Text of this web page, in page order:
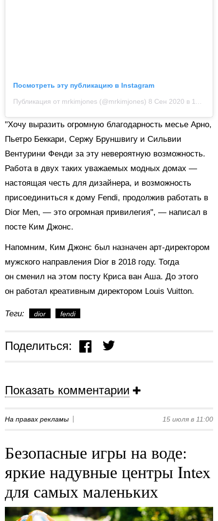
Посмотреть эту публикацию в Instagram
Публикация от mrkimjones (@mrkimjones) 8 Сен 2020 в 11:00 PDT
"Хочу выразить огромную благодарность месье Арно,
Пьетро Беккари, Сержу Бруншвигу и Сильвии
Вентурини Фенди за эту невероятную возможность.
Работа в двух таких уважаемых модных домах —
настоящая честь для дизайнера, и возможность
присоединиться к дому Fendi, продолжив работать в
Dior Men, — это огромная привилегия", — написал в
посте Ким Джонс.
Напомним, Ким Джонс был назначен арт-директором
мужского направления Dior в 2018 году. Тогда
он сменил на этом посту Криса ван Аша. До этого
он работал креативным директором Louis Vuitton.
Теги: dior fendi
Поделиться:
Показать комментарии
На правах рекламы 15 июля в 11:00
Безопасные игры на воде:
яркие надувные центры Intex
для самых маленьких